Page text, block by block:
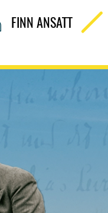
FINN ANSATT